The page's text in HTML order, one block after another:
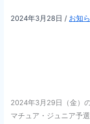
2024年3月28日 / お知
2024年3月29日（金）
マチュア・ジュニア予